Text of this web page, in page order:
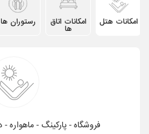
امکانات هتل امکانات اتاق
ها
رستوران ها